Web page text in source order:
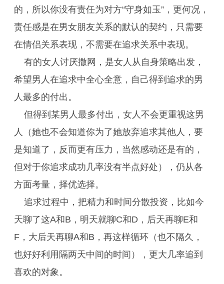
的，所以你没有责任为对方“守身如玉”，更何况，
责任感是在男女朋友关系的默认的契约，只需要
在情侣关系表现，不需要在追求关系中表现。
有的女人讨厌撒网，是女人从自身策略出发，
希望男人在追求中全心全意，自己得到追求的男
人最多的付出。
但得到某男人最多付出，女人不会更重视这男
人（她也不会知道你为了她放弃追求其他人，要
是知道了，反而更有压力，当然感动还是有的，
但对于你追求成功几率没有半点好处），仍从各
方面考量，择优选择。
追求过程中，把精力和时间分散投资，比如今
天聊了这A和B，明天就聊C和D，后天再聊E和
F，大后天再聊A和B，再这样循环（也不隔久，
也好好利用隔两天中间的时间），更大几率追到
喜欢的对象。